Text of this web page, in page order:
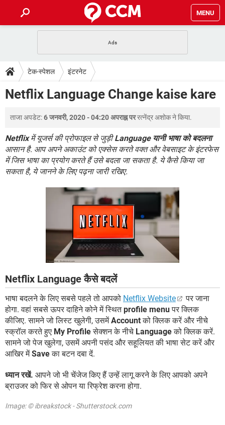
MENU
फोन पर अकाउंट बैलेंस चेक
WhatsApp Hack हो गया? Lucky Patcher यूज करें
टेक-स्पेशल
2020 के फ्री एंटीवायरस
बेस्ट फ्री ऑनलाइन गेम्स
डाउनलोड
FORUM
TikTok Account Freeze हो गया JioPhone में TikTok डाउनलोड
SBI बैंक अकाउंट नंबर पता करें
एनसाइक्लोपीडिया
केबल और कनेक्टर्स कंप्यूटर बस
सीरियल और पैरलल पोर्ट
टेक-स्पेशल इंटरनेट
Netflix Language Change kaise kare
ताजा अपडेट:6 जनवरी, 2020 - 04:20 अपराह्न पररत्नेंद्र अशोकने किया.
Netflixमें यूजर्स की प्रोफाइल से जुड़ीLanguage यानी भाषा को बदलना
आसान है. आप अपने अकाउंट को एक्सेस करते वक्त और वेबसाइट के इंटरफेस
में जिस भाषा का प्रयोग करते हैं उसे बदला जा सकता है. ये कैसे किया जा
सकता है, ये जानने के लिए पढ़ना जारी रखिए.
Netflix Language कैसे बदलें
भाषा बदलने के लिए सबसे पहले तो आपको Netflix Website
पर जाना
होगा. वहां सबसे ऊपर दाहिने कोने में स्थितprofile menuपर क्लिक
कीजिए. सामने जो लिस्ट खुलेगी, उसमेंAccountको क्लिक करें और नीचे
स्क्रॉल करते हुए My Profileसेक्शन के नीचे Languageको क्लिक करें.
सामने जो पेज खुलेगा, उसमें अपनी पसंद और सहूलियत की भाषा सेट करें और
आखिर मेंSaveका बटन दबा दें.
ध्यान रखें. आपने जो भी चेंजेज किए हैं उन्हें लागू करने के लिए आपको अपने
ब्राउजर को फिर से ओपन या रिफ्रेश करना होगा.
Image: © ibreakstock - Shutterstock.com